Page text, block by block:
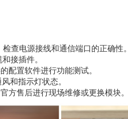
查电源接线和通信端口的正确性。
接插件。
配置软件进行功能测试。
和指示灯状态。
方售后进行现场维修或更换模块。